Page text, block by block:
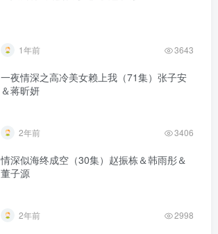
1年前 3643
一夜情深之高冷美女赖上我（71集）张子安
＆蒋昕妍
2年前 3406
情深似海终成空（30集）赵振栋＆韩雨彤＆
董子源
2年前 2998